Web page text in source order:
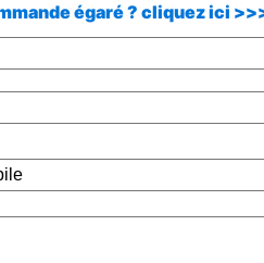
égaré ? cliquez ici